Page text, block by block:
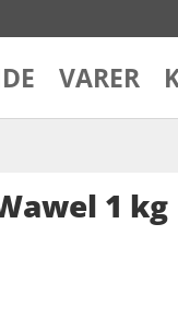
VARER
1 kg